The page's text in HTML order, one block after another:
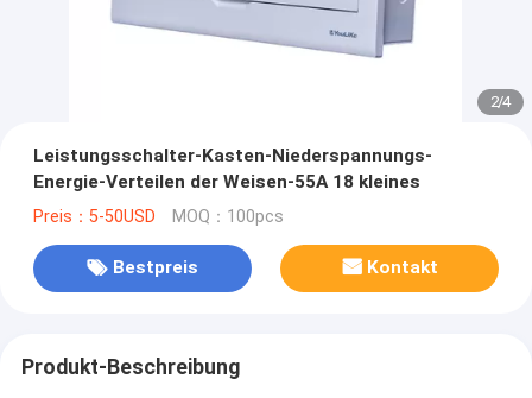
2/4
Leistungsschalter-Kasten-Niederspannungs-
Energie-Verteilen der Weisen-55A 18 kleines
Preis：5-50USD MOQ：100pcs
Bestpreis Kontakt
Produkt-Beschreibung